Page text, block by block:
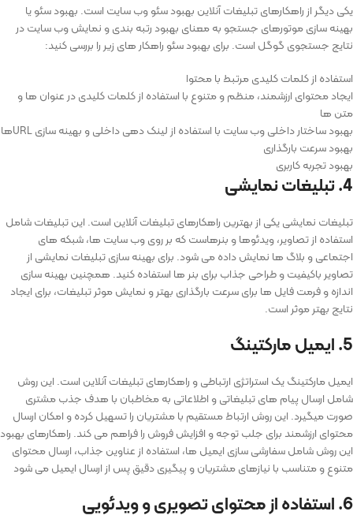
یکی دیگر از راهکارهای تبلیغات آنلاین بهبود سئو وب سایت است. بهبود سئو یا
بهینه ‌سازی موتورهای جستجو به معنای بهبود رتبه ‌بندی و نمایش وب‌ سایت در
نتایج جستجوی گوگل است. برای بهبود سئو راهکار های زیر را بررسی کنید:
استفاده از کلمات کلیدی مرتبط با محتوا
ایجاد محتوای ارزشمند، منظم و متنوع با استفاده از کلمات کلیدی در عنوان ‌ها و
متن ‌ها
بهبود ساختار داخلی وب ‌سایت با استفاده از لینک‌ دهی داخلی و بهینه‌ سازی URL‌ها
بهبود سرعت بارگذاری
بهبود تجربه کاربری
4. تبلیغات نمایشی
تبلیغات نمایشی یکی از بهترین راهکارهای تبلیغات آنلاین است. این تبلیغات شامل
استفاده از تصاویر، ویدئوها و بنرهاست که بر روی وب ‌سایت‌ ها، شبکه ‌های
اجتماعی و بلاگ ‌ها نمایش داده می ‌شود. برای بهینه سازی تبلیغات نمایشی از
تصاویر باکیفیت و طراحی جذاب برای بنر ها استفاده کنید. همچنین بهینه سازی
اندازه و فرمت فایل ها برای سرعت بارگذاری بهتر و نمایش موثر تبلیغات، برای ایجاد
نتایج بهتر موثر است.
5. ایمیل مارکتینگ
ایمیل مارکتینگ یک استراتژی ارتباطی و راهکارهای تبلیغات آنلاین است. این روش
شامل ارسال پیام ‌های تبلیغاتی و اطلاعاتی به مخاطبان با هدف جذب مشتری
صورت میگیرد. این روش ارتباط مستقیم با مشتریان را تسهیل کرده و امکان ارسال
محتوای ارزشمند برای جلب توجه و افزایش فروش را فراهم می‌ کند. راهکارهای بهبود
این روش شامل سفارشی‌ سازی ایمیل ‌ها، استفاده از عناوین جذاب، ارسال محتوای
متنوع و متناسب با نیازهای مشتریان و پیگیری دقیق پس از ارسال ایمیل می ‌شود
6. استفاده از محتوای تصویری و ویدئویی